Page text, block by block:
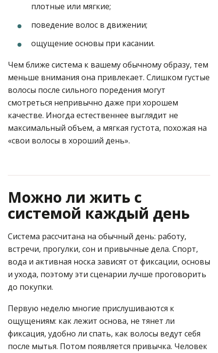
плотные или мягкие;
поведение волос в движении;
ощущение основы при касании.
Чем ближе система к вашему обычному образу, тем
меньше внимания она привлекает. Слишком густые
волосы после сильного поредения могут
смотреться непривычно даже при хорошем
качестве. Иногда естественнее выглядит не
максимальный объем, а мягкая густота, похожая на
«свои волосы в хороший день».
Можно ли жить с
системой каждый день
Система рассчитана на обычный день: работу,
встречи, прогулки, сон и привычные дела. Спорт,
вода и активная носка зависят от фиксации, основы
и ухода, поэтому эти сценарии лучше проговорить
до покупки.
Первую неделю многие прислушиваются к
ощущениям: как лежит основа, не тянет ли
фиксация, удобно ли спать, как волосы ведут себя
после мытья. Потом появляется привычка. Человек